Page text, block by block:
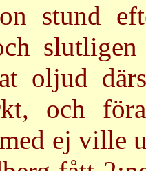
stund
oljud
och
ej ville